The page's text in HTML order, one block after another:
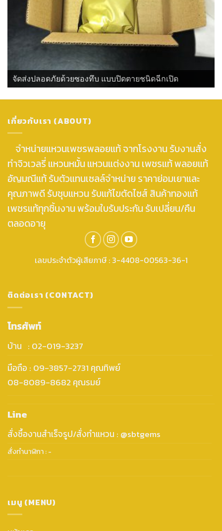
จัดส่งปลอดภัยด้วยซองทึบ แบบปิดตายชนิดฉีกเปิด
เกี่ยวกับเรา (ABOUT)
จำหน่ายแหวนเพชรพลอยแท้ จากโรงงาน รับงานสั่ง
ทำจิวเวลรี่ แหวนหมั้น แหวนแต่งงาน เพชรแท้ พลอยแท้
อัญมณีแท้ รับตัวแทนเซลล์จำหน่าย ราคาย่อมเยาและ
คุณภาพดี รับชุบแหวน รับแก้ไขตัดไซส์ สินค้าทองแท้
เพชรแท้ทุกชิ้นงาน พร้อมใบรับประกัน รับเปลี่ยน/คืน
ตลอดอายุ
เลขประจำตัวผู้เสียภาษี : 3-4408-00563-36-1
ติดต่อเรา (CONTACT)
โทรศัพท์
บ้าน : 02-019-3237
มือถือ : 09-3857-2731 คุณทิพย์
08-8089-8682 คุณรมย์
Line
สั่งซื้องานสำเร็จรูป/สั่งทำแหวน : @sbtgems
สั่งทำนาฬิกา : -
เมนู (MENU)